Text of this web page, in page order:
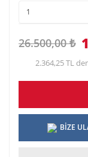
26.500,00 ₺
2.364,25 TL
BİZE